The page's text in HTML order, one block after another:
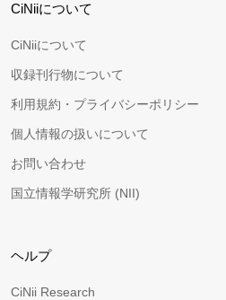
CiNiiについて
CiNiiについて
収録刊行物について
利用規約・プライバシーポリシー
個人情報の扱いについて
お問い合わせ
国立情報学研究所 (NII)
ヘルプ
CiNii Research